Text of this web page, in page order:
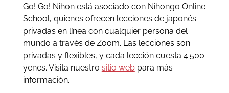
Go! Go! Nihon está asociado con Nihongo Online
School, quienes ofrecen lecciones de japonés
privadas en línea con cualquier persona del
mundo a través de Zoom. Las lecciones son
privadas y flexibles, y cada lección cuesta 4.500
yenes. Visita nuestro sitio webpara más
información.